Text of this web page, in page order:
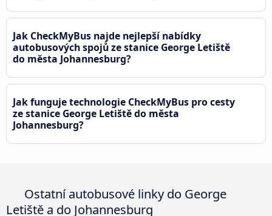
Jak CheckMyBus najde nejlepší nabídky
autobusových spojů ze stanice George Letiště
do města Johannesburg?
Jak funguje technologie CheckMyBus pro cesty
ze stanice George Letiště do města
Johannesburg?
Ostatní autobusové linky do George
Letiště a do Johannesburg